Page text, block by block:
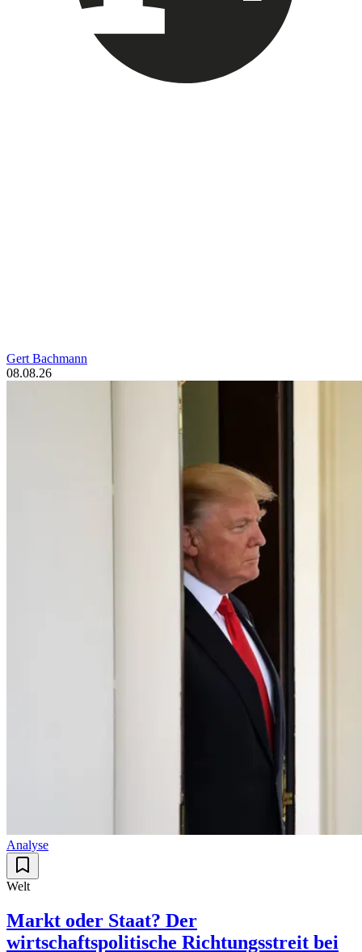
Gert Bachmann
08.08.26
Analyse
Welt
Markt oder Staat? Der
wirtschaftspolitische Richtungsstreit bei